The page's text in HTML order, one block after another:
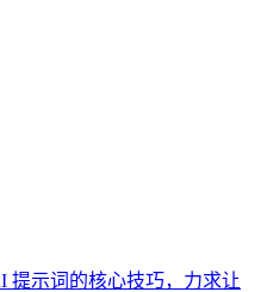
提示词的核心技巧，力求让